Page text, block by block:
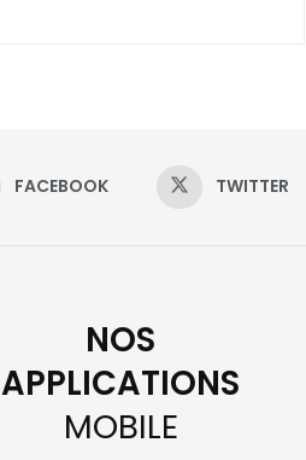
FACEBOOK TWITTER
NOS
APPLICATIONS
MOBILE